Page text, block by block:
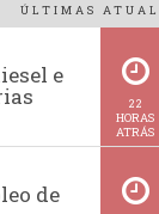
ÚLTIMAS
e
22
HORAS
ATRÁS
de